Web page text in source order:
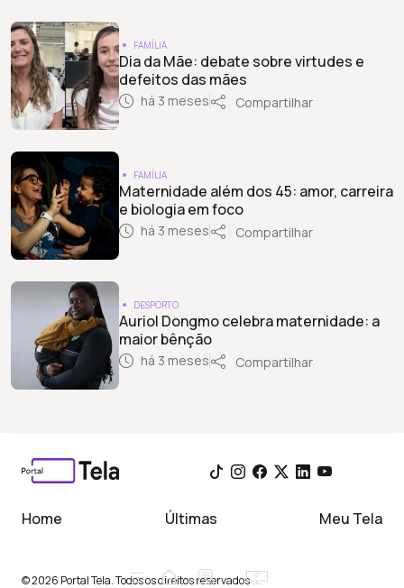
FAMÍLIA
Dia da Mãe: debate sobre virtudes e
defeitos das mães
há 3 meses Compartilhar
FAMÍLIA
Maternidade além dos 45: amor, carreira
e biologia em foco
há 3 meses Compartilhar
DESPORTO
Auriol Dongmo celebra maternidade: a
maior bênção
há 3 meses Compartilhar
Home Últimas Meu Tela
© 2026 Portal Tela. Todos os direitos reservados